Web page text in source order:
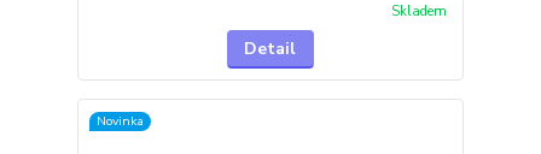
Skladem
Detail
Novinka